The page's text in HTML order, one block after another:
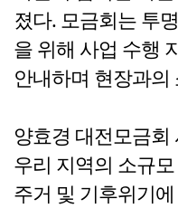
졌다. 모금회는 투
을 위해 사업 수행
안내하며 현장과의
양효경 대전모금
우리 지역의 소규
주거 및 기후위기